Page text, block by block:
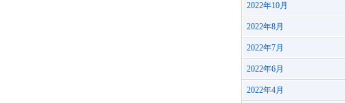
2022年10月
2022年8月
2022年7月
2022年6月
2022年4月